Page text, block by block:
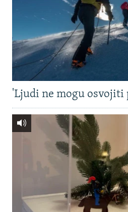
'Ljudi ne mogu osvojiti